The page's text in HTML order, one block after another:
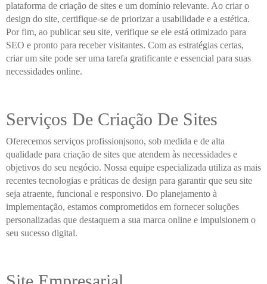
plataforma de criação de sites e um domínio relevante. Ao criar o
design do site, certifique-se de priorizar a usabilidade e a estética.
Por fim, ao publicar seu site, verifique se ele está otimizado para
SEO e pronto para receber visitantes. Com as estratégias certas,
criar um site pode ser uma tarefa gratificante e essencial para suas
necessidades online.
Serviços De Criação De Sites
Oferecemos serviços profissionjsono, sob medida e de alta
qualidade para criação de sites que atendem às necessidades e
objetivos do seu negócio. Nossa equipe especializada utiliza as mais
recentes tecnologias e práticas de design para garantir que seu site
seja atraente, funcional e responsivo. Do planejamento à
implementação, estamos comprometidos em fornecer soluções
personalizadas que destaquem a sua marca online e impulsionem o
seu sucesso digital.